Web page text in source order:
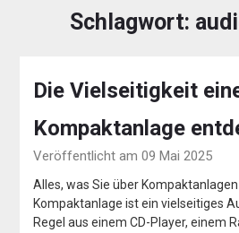
Schlagwort:
Die Vielseitigkeit
Kompaktanlage
Veröffentlicht am 09 Mai 2025
Alles, was Sie über
Kompaktanlage ist ein vielseitiges
Regel aus einem CD-Player, einem